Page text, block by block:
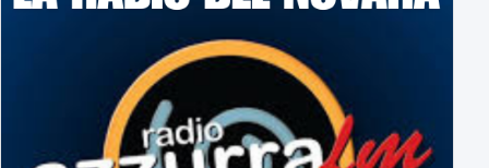
Il Novara è atteso dal quarto impegno estivo
Mercoledì a Chiavari. Tra amichevoli e mercato...
Orari Biglietteria "Silvio Piola"
Per poter sottoscrivere gli abbonamenti